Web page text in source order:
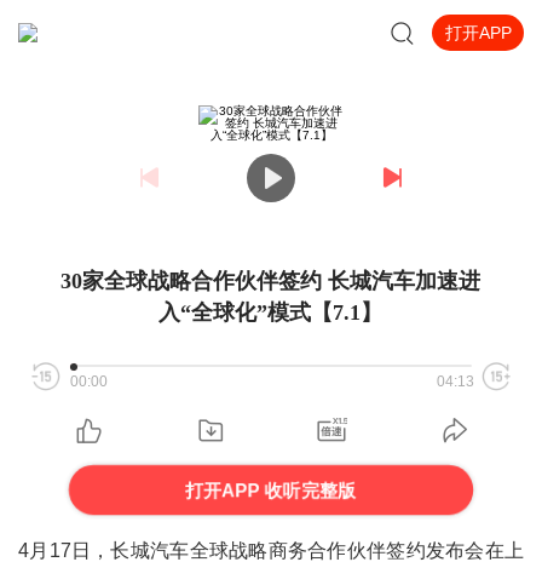
打开APP
30家全球战略合作伙伴签约 长城汽车加速进
入“全球化”模式【7.1】
00:00 04:13
打开APP 收听完整版
4月17日，长城汽车全球战略商务合作伙伴签约发布会在上